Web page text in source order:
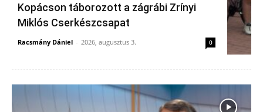
Kopácson táborozott a zágrábi Zrínyi
Miklós Cserkészcsapat
Racsmány Dániel - 2026, augusztus 3. 0